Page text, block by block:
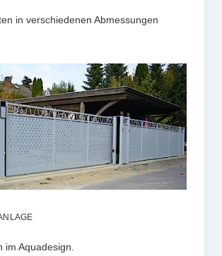
in verschiedenen Abmessungen
im Aquadesign.